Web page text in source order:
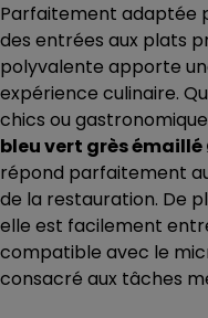
Parfaitement adaptée
des entrées aux plats
polyvalente apporte
expérience culinaire.
chics ou
bleu vert grès
répond parfaitement
de la restauration. De
elle est facilement
compatible avec le
consacré aux tâches